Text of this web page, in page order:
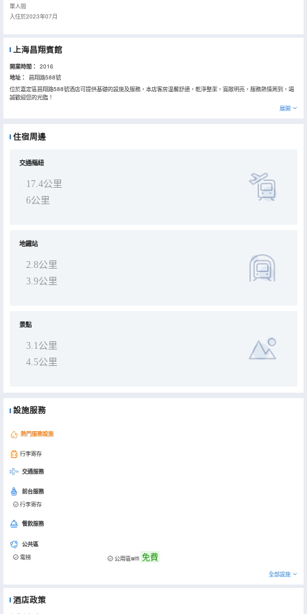
單人間
入住於2023年07月
上海昌翔賓館
開業時間： 2016
地址：
昌翔路588號
位於嘉定區昌翔路588號酒店可提供基礎的設施及服務，本店客房温馨舒適，乾淨整潔，寬敞明亮，服務熱情周到，竭
誠歡迎您的光臨！
展開
住宿周邊
交通樞紐
17.4公里
6公里
地鐵站
2.8公里
3.9公里
景點
3.1公里
4.5公里
設施服務
熱門服務設施
行李寄存
交通服務
前台服務
行李寄存
餐飲服務
公共區
電梯 公用區wifi 免費
全部設施
酒店政策